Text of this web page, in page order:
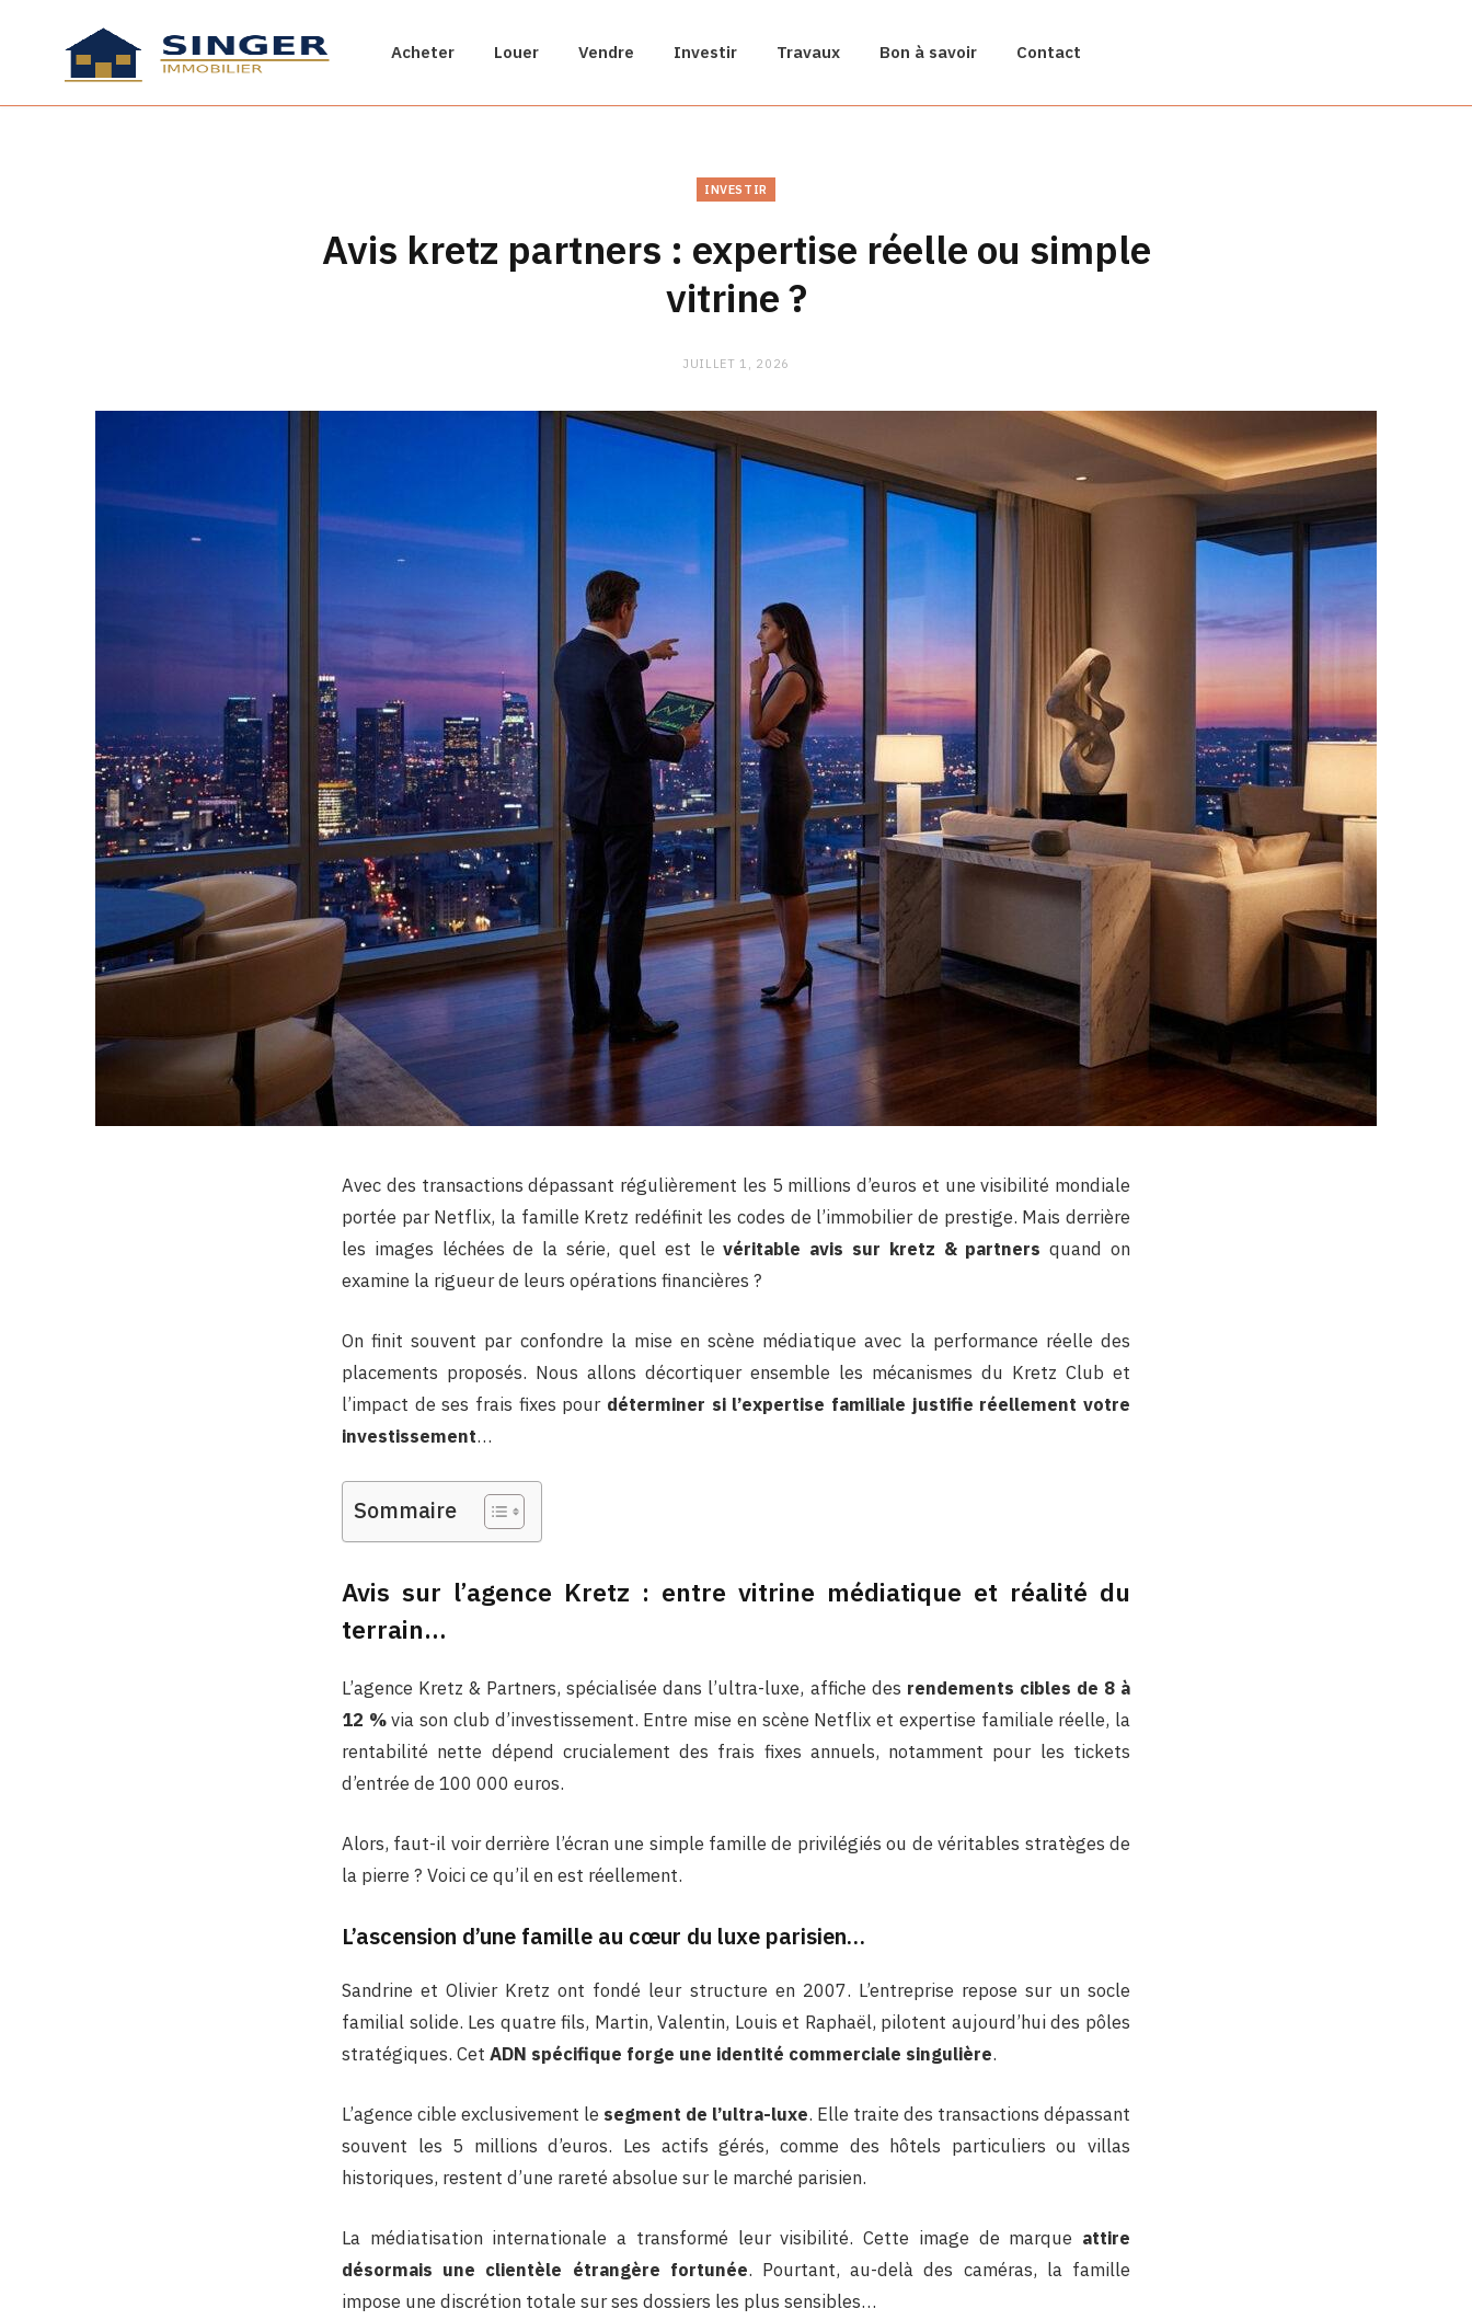
Acheter Louer Vendre Investir Travaux Bon à savoir Contact
INVESTIR
Avis kretz partners : expertise réelle ou simple
vitrine ?
JUILLET 1, 2026
Avec des transactions dépassant régulièrement les 5 millions d’euros et une visibilité mondiale
portée par Netflix, la famille Kretz redéfinit les codes de l’immobilier de prestige. Mais derrière
les images léchées de la série, quel est levéritable avis sur kretz & partners quand on
examine la rigueur de leurs opérations financières ?
On finit souvent par confondre la mise en scène médiatique avec la performance réelle des
placements proposés. Nous allons décortiquer ensemble les mécanismes du Kretz Club et
l’impact de ses frais fixes pour déterminer si l’expertise familiale justifie réellement votre
investissement…
Sommaire
Avis sur l’agence Kretz : entre vitrine médiatique et réalité du
terrain…
L’agence Kretz & Partners, spécialisée dans l’ultra-luxe, affiche des rendements cibles de 8 à
12 %via son club d’investissement. Entre mise en scène Netflix et expertise familiale réelle, la
rentabilité nette dépend crucialement des frais fixes annuels, notamment pour les tickets
d’entrée de 100 000 euros.
Alors, faut-il voir derrière l’écran une simple famille de privilégiés ou de véritables stratèges de
la pierre ? Voici ce qu’il en est réellement.
L’ascension d’une famille au cœur du luxe parisien…
Sandrine et Olivier Kretz ont fondé leur structure en 2007. L’entreprise repose sur un socle
familial solide. Les quatre fils, Martin, Valentin, Louis et Raphaël, pilotent aujourd’hui des pôles
stratégiques. Cet ADN spécifique forge une identité commerciale singulière.
L’agence cible exclusivement le segment de l’ultra-luxe. Elle traite des transactions dépassant
souvent les 5 millions d’euros. Les actifs gérés, comme des hôtels particuliers ou villas
historiques, restent d’une rareté absolue sur le marché parisien.
La médiatisation internationale a transformé leur visibilité. Cette image de marque attire
désormais une clientèle étrangère fortunée. Pourtant, au-delà des caméras, la famille
impose une discrétion totale sur ses dossiers les plus sensibles…